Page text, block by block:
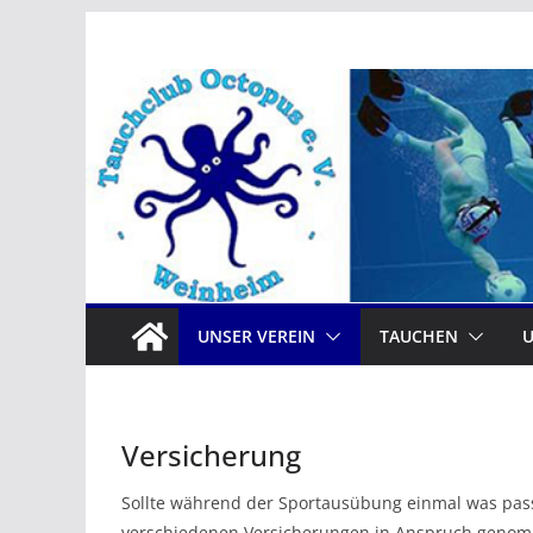
springen
UNSER VEREIN TAUCHEN
Versicherung
Sollte während der Sportausübung einmal was